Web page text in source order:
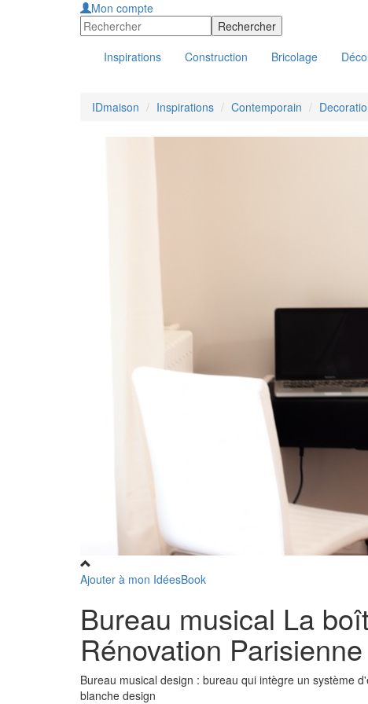
Mon compte
Inspirations Construction Bricolage
IDmaison Inspirations Contemporain
Ajouter à mon IdéesBook
Bureau musical La
Rénovation Parisienne
Bureau musical design : bureau qui intègre un système
blanche design